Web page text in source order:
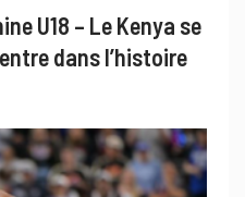
U18 – Le Kenya se
dans l’histoire